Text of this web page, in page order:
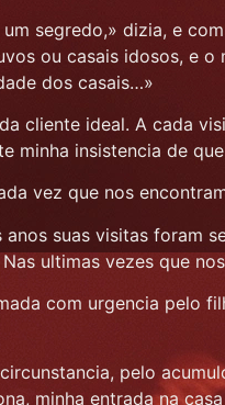
segredo,» dizia, e
ou casais idosos, e
dos casais…»
cliente ideal. A cada
minha insistencia de
vez que nos
anos suas visitas foram
ultimas vezes que
com urgencia pelo
pelo
minha entrada na